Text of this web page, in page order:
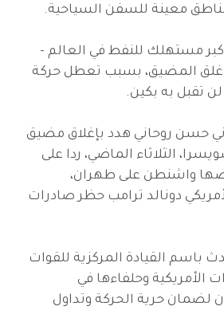
معينة للسفن السياحية.
مستهلك للنفط في العالم -
غلق المضيق، بسبب تعطل حركة
لن تقبل به بكين.
حسن روحاني هدد بإغلاق مضيق
الثلاثاء الماضي، ردا على
واشنطن على طهران،
دونالد ترامب حظر صادرات
باسم القيادة المركزية للقوات
الأمريكية وحلفاءها في
حرية الحركة وتداول